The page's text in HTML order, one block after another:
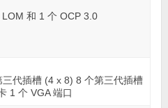
和 1 个 OCP 3.0
三代插槽 (4 x 8) 8 个第三代插槽
1 个 VGA 端口